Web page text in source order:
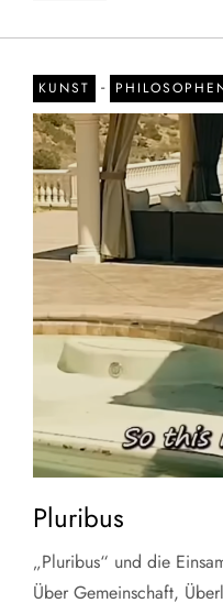
KUNST -
Pluribus
„Pluribus“ und die
Über Gemeinschaft,